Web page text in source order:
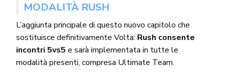
MODALITÀ RUSH
L’aggiunta principale di questo nuovo capitolo che
sostituisce definitivamente Volta: Rush consente
incontri 5vs5 e sarà implementata in tutte le
modalità presenti, compresa Ultimate Team.